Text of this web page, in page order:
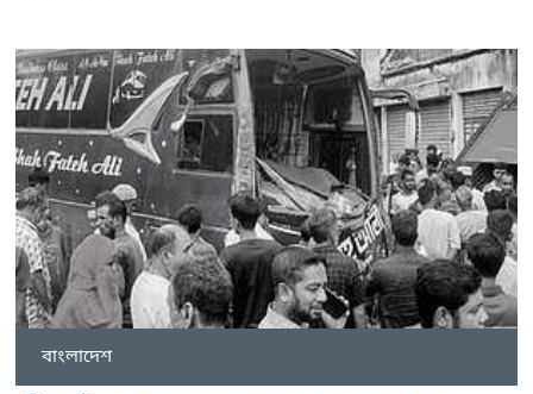
বাংলাদেশ